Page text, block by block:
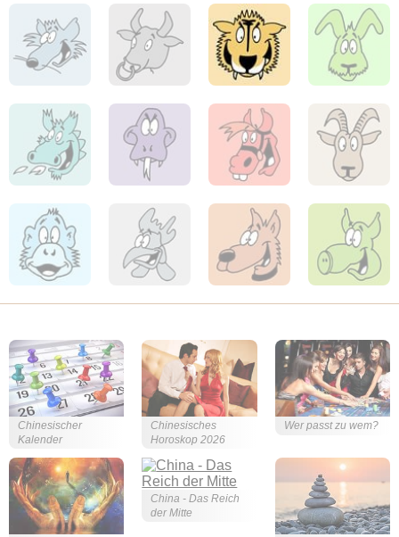
Chinesischer
Kalender
Chinesisches
Horoskop 2026
Wer passt zu wem?
China - Das Reich
der Mitte